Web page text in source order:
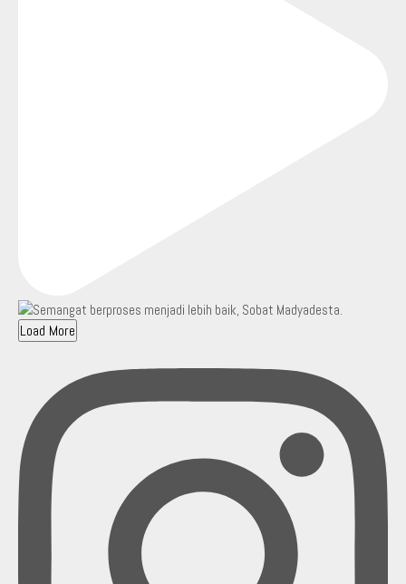
Load More